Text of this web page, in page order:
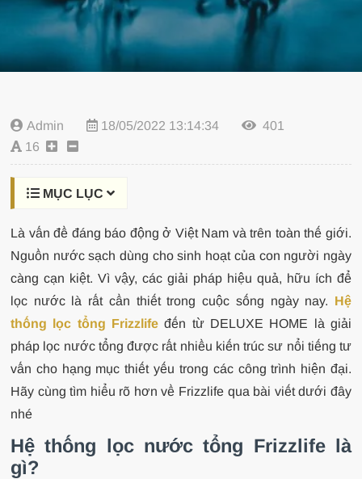
Admin 18/05/2022 13:14:34
401
16
MỤC LỤC
Là vấn đề đáng báo động ở Việt Nam và trên toàn thế giới.
Nguồn nước sạch dùng cho sinh hoạt của con người ngày
càng cạn kiệt. Vì vậy, các giải pháp hiệu quả, hữu ích để
lọc nước là rất cần thiết trong cuộc sống ngày nay. Hệ
thống lọc tổng Frizzlife đến từ DELUXE HOME là giải
pháp lọc nước tổng được rất nhiều kiến trúc sư nổi tiếng tư
vấn cho hạng mục thiết yếu trong các công trình hiện đại.
Hãy cùng tìm hiểu rõ hơn về Frizzlife qua bài viết dưới đây
nhé
Hệ thống lọc nước tổng Frizzlife là
gì?